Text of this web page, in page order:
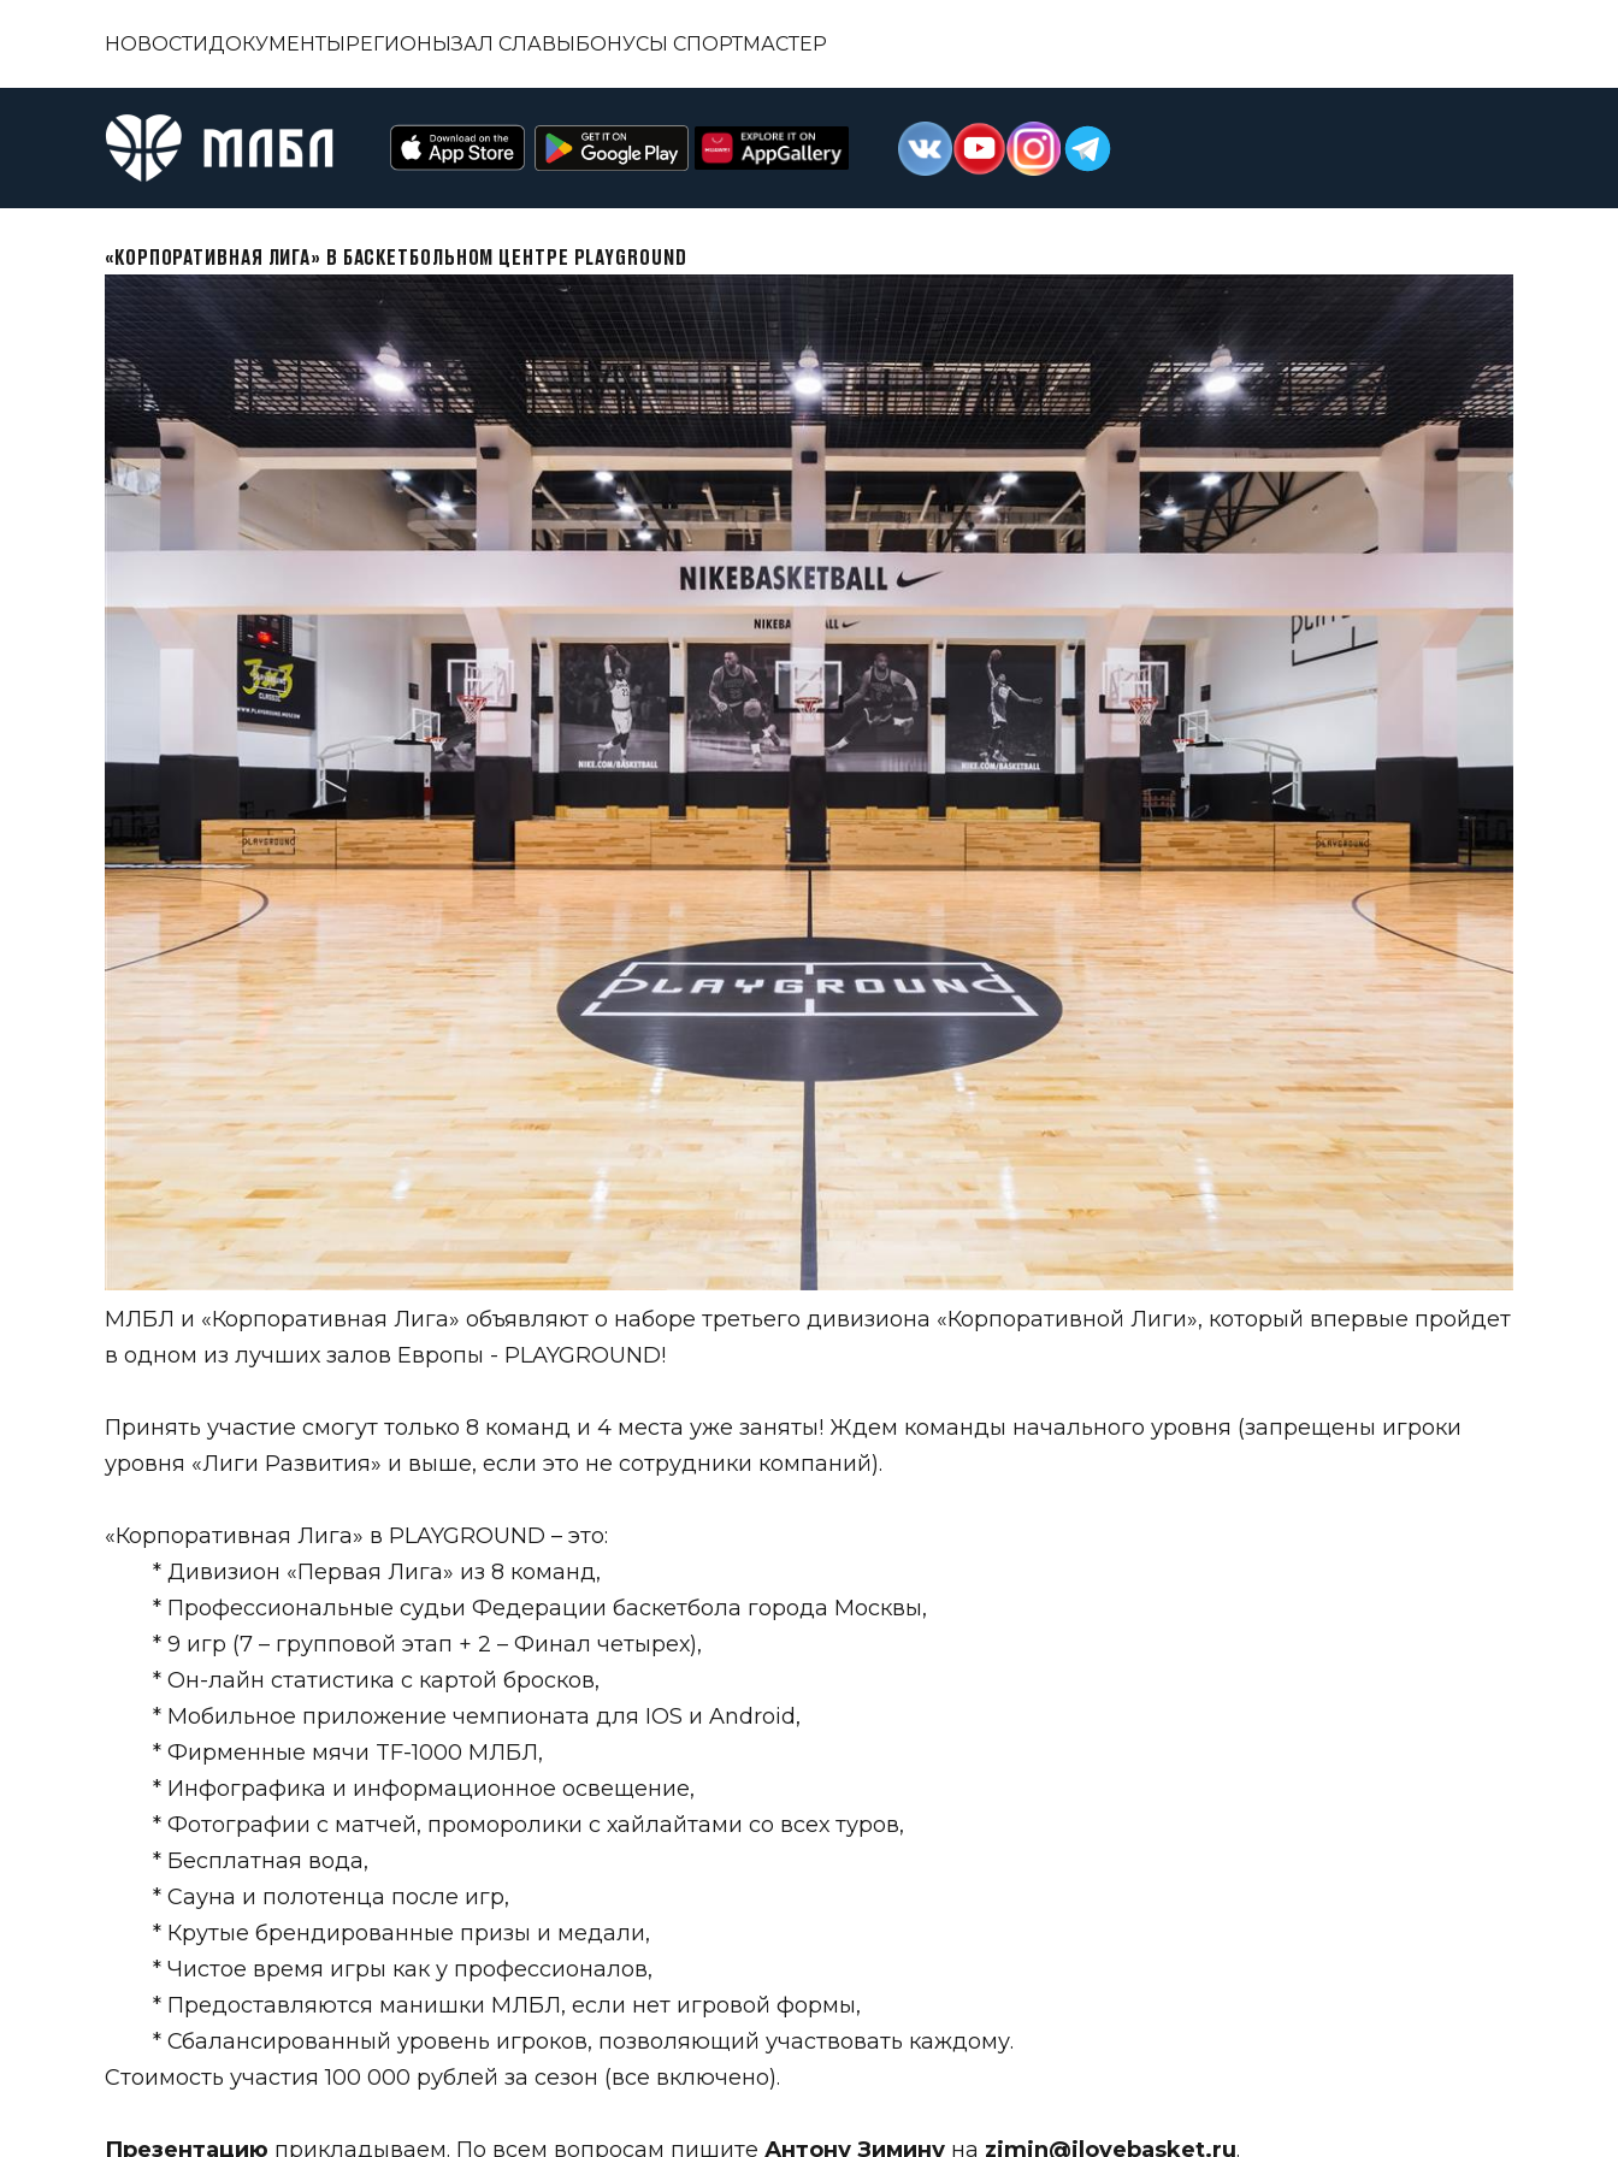
НОВОСТИДОКУМЕНТЫРЕГИОНЫЗАЛ СЛАВЫБОНУСЫ СПОРТМАСТЕР
«КОРПОРАТИВНАЯ ЛИГА» В БАСКЕТБОЛЬНОМ ЦЕНТРЕ PLAYGROUND
МЛБЛ и «Корпоративная Лига» объявляют о наборе третьего дивизиона «Корпоративной Лиги», который впервые пройдет
в одном из лучших залов Европы - PLAYGROUND!
Принять участие смогут только 8 команд и 4 места уже заняты! Ждем команды начального уровня (запрещены игроки
уровня «Лиги Развития» и выше, если это не сотрудники компаний).
«Корпоративная Лига» в PLAYGROUND – это:
* Дивизион «Первая Лига» из 8 команд,
* Профессиональные судьи Федерации баскетбола города Москвы,
* 9 игр (7 – групповой этап + 2 – Финал четырех),
* Он-лайн статистика с картой бросков,
* Мобильное приложение чемпионата для IOS и Android,
* Фирменные мячи TF-1000 МЛБЛ,
* Инфографика и информационное освещение,
* Фотографии с матчей, проморолики с хайлайтами со всех туров,
* Бесплатная вода,
* Сауна и полотенца после игр,
* Крутые брендированные призы и медали,
* Чистое время игры как у профессионалов,
* Предоставляются манишки МЛБЛ, если нет игровой формы,
* Сбалансированный уровень игроков, позволяющий участвовать каждому.
Стоимость участия 100 000 рублей за сезон (все включено).
Презентацию прикладываем. По всем вопросам пишите Антону Зимину на zimin@ilovebasket.ru.